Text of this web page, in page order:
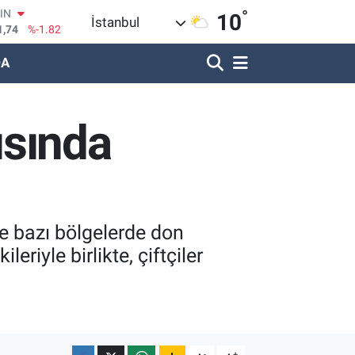
%0.02
%0.19
%0
İstanbul 10°
bazı bölgelerde don
birlikte, çiftçiler